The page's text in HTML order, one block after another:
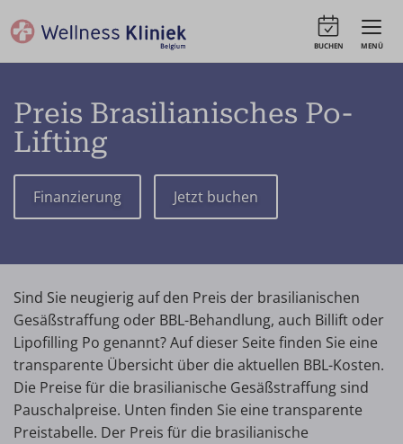
MENÜ
BUCHEN
Preis Brasilianisches Po-
Lifting
Finanzierung Jetzt buchen
Sind Sie neugierig auf den Preis der brasilianischen
Gesäßstraffung oder BBL-Behandlung, auch Billift oder
Lipofilling Po genannt? Auf dieser Seite finden Sie eine
transparente Übersicht über die aktuellen BBL-Kosten.
Die Preise für die brasilianische Gesäßstraffung sind
Pauschalpreise. Unten finden Sie eine transparente
Preistabelle. Der Preis für die brasilianische